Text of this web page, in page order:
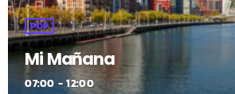
POP
Mi Mañana
07:00 - 12:00